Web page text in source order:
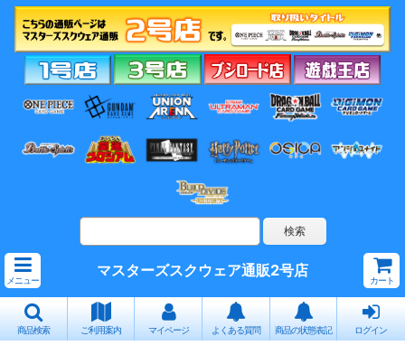
メニュー
マスターズスクウェア通販2号店
カート
商品検索 ご利用案内 マイページ よくある質問 商品の状態表記 ログイン